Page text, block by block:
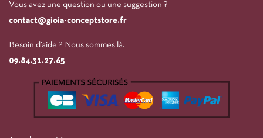
Vous avez une question ou une suggestion ?
contact@gioia-conceptstore.fr
Besoin d’aide ? Nous sommes là.
09.84.31.27.65